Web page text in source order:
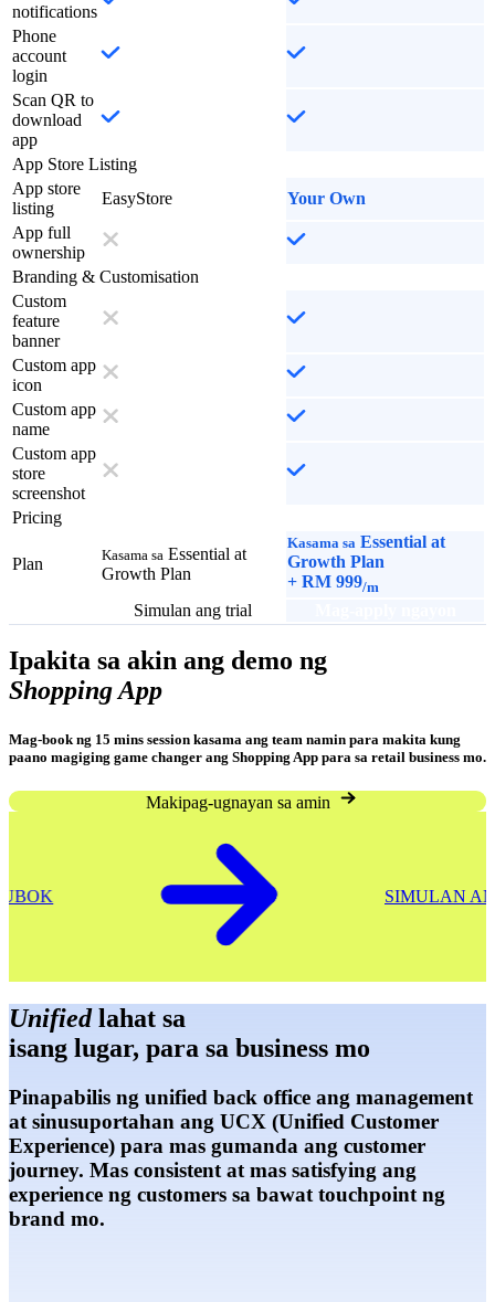
notifications
Phone
account
login
Scan QR to
download
app
App Store Listing
App store
listing
EasyStore
Your Own
App full
ownership
Branding & Customisation
Custom
feature
banner
Custom app
icon
Custom app
name
Custom app
store
screenshot
Pricing
Plan Kasama sa Essential at
Growth Plan
Kasama sa Essential at
Growth Plan
+ RM 999/m
Simulan ang trial
Ipakita sa akin ang demo ng
Shopping App
Mag-book ng 15 mins session kasama ang team namin para makita kung
paano magiging game changer ang Shopping App para sa retail business mo.
Makipag-ugnayan sa amin
PAGSUBOK
Unifiedlahat sa
isang lugar, para sa business mo
Pinapabilis ng unified back office ang management
at sinusuportahan ang UCX (Unified Customer
Experience) para mas gumanda ang customer
journey. Mas consistent at mas satisfying ang
experience ng customers sa bawat touchpoint ng
brand mo.